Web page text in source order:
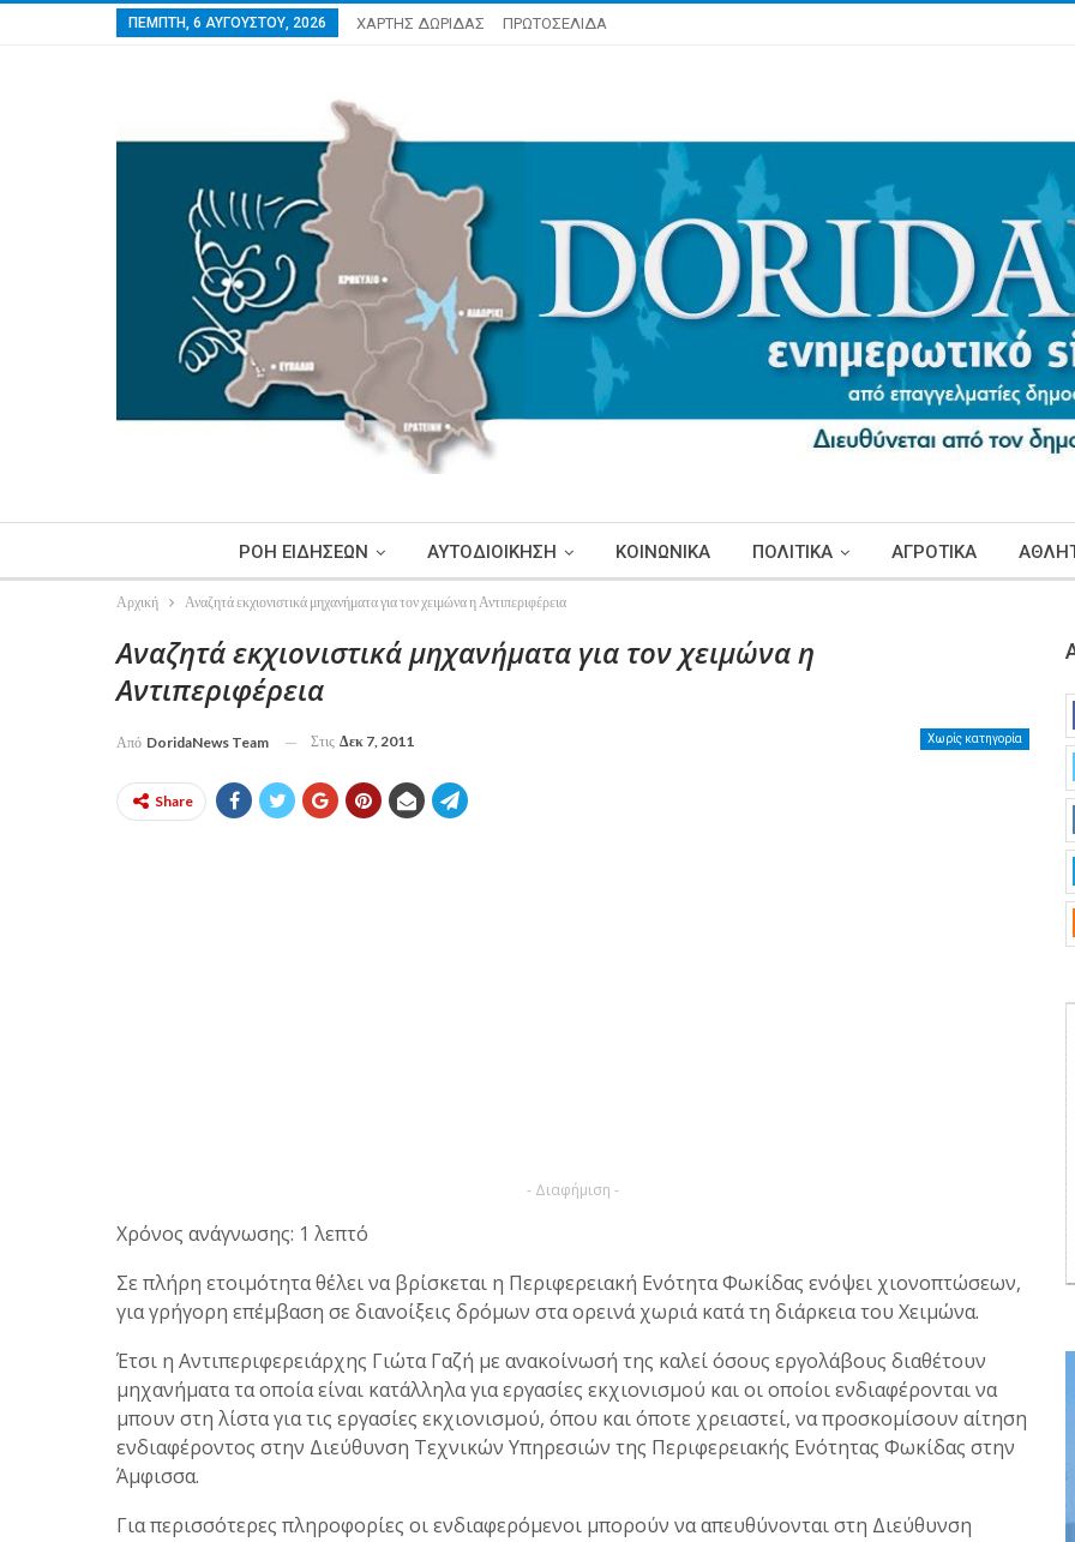
ΠΈΜΠΤΗ, 6 ΑΥΓΟΎΣΤΟΥ, 2026 ΧΑΡΤΗΣ ΔΩΡΙΔΑΣ ΠΡΩΤΟΣΕΛΙΔΑ
ΡΟΗ ΕΙΔΗΣΕΩΝ ΑΥΤΟΔΙΟΙΚΗΣΗ ΚΟΙΝΩΝΙΚΑ ΠΟΛΙΤΙΚΑ ΑΓΡΟΤΙΚΑ
Αρχική Αναζητά εκχιονιστικά μηχανήματα για τον χειμώνα η Αντιπεριφέρεια
Αναζητά εκχιονιστικά μηχανήματα για τον χειμώνα η
Αντιπεριφέρεια
Χωρίς κατηγορία
Από DoridaNews Team Στις Δεκ 7, 2011
Share
- Διαφήμιση -
Χρόνος ανάγνωσης: 1 λεπτό
Σε πλήρη ετοιμότητα θέλει να βρίσκεται η Περιφερειακή Ενότητα Φωκίδας ενόψει χιονοπτώσεων,
για γρήγορη επέμβαση σε διανοίξεις δρόμων στα ορεινά χωριά κατά τη διάρκεια του Χειμώνα.
Έτσι η Αντιπεριφερειάρχης Γιώτα Γαζή με ανακοίνωσή της καλεί όσους εργολάβους διαθέτουν
μηχανήματα τα οποία είναι κατάλληλα για εργασίες εκχιονισμού και οι οποίοι ενδιαφέρονται να
μπουν στη λίστα για τις εργασίες εκχιονισμού, όπου και όποτε χρειαστεί, να προσκομίσουν αίτηση
ενδιαφέροντος στην Διεύθυνση Τεχνικών Υπηρεσιών της Περιφερειακής Ενότητας Φωκίδας στην
Άμφισσα.
Για περισσότερες πληροφορίες οι ενδιαφερόμενοι μπορούν να απευθύνονται στη Διεύθυνση